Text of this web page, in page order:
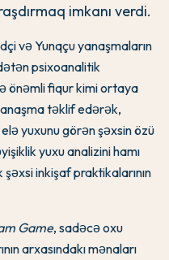
imkanı verdi.
və Yunqçu yanaşmaların
psixoanalitik
önəmli fiqur kimi ortaya
təklif edərək,
yuxunu görən şəxsin özü
yuxu analizini hamı
inkişaf praktikalarının
Game, sadəcə oxu
arxasındakı mənaları